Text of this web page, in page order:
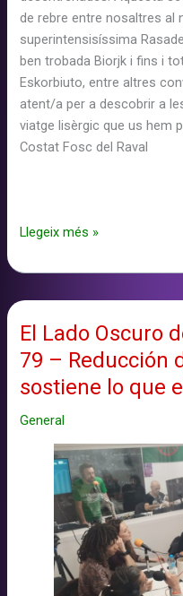
de rebre entre nosaltres al
superintensisíssima
ben trobada Biorjk i fins i
Eskorbiuto, entre altres
atent/a per a descobrir a
viatge lisèrgic que us hem
Costat Fosc del Raval
El
Oscuro
–
Cap.
núm.
–
Ligerezas
musicales
Llegeix més »
El Lado Oscuro
79 – Reducción
sostiene lo que
General